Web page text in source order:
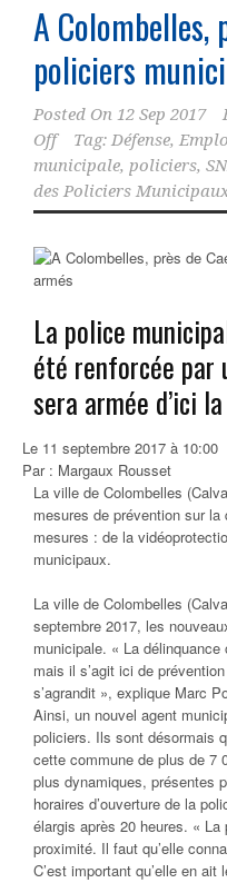
A Colombelles,
policiers
Posted On 12 Sep 2017
Off
Tag: Défense,
municipale, policiers,
des Policiers
La police
été renforcée par
sera armée d’ici
Le 11 septembre 2017 à 10:00
Par : Margaux Rousset
La ville de Colombelles
mesures de prévention sur
mesures : de la
municipaux.
La ville de Colombelles
septembre 2017, les
municipale. « La
mais il s’agit ici de
s’agrandit », explique Marc
Ainsi, un nouvel agent
policiers. Ils sont désormais
cette commune de plus de 7
plus dynamiques, présentes
horaires d’ouverture de la
élargis après 20 heures. « La
proximité. Il faut qu’elle
C’est important qu’elle en ait